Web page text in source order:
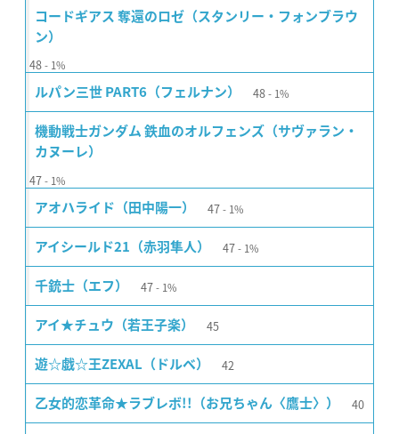
コードギアス 奪還のロゼ（スタンリー・フォンブラウ
ン）
48 1%
ルパン三世 PART6（フェルナン） 48 1%
機動戦士ガンダム 鉄血のオルフェンズ（サヴァラン・
カヌーレ）
47 1%
アオハライド（田中陽一） 47 1%
アイシールド21（赤羽隼人） 47 1%
千銃士（エフ） 47 1%
アイ★チュウ（若王子楽） 45
遊☆戯☆王ZEXAL（ドルベ） 42
乙女的恋革命★ラブレボ!!（お兄ちゃん〈鷹士〉） 40